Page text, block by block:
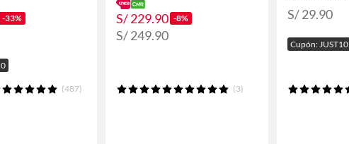
-33%
(487)
S/ 229.90 -8%
S/ 249.90
(3)
S/ 29.90
Cupón: JUST10